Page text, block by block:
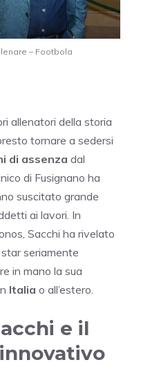
– Footbola
allenatori della storia
tornare a sedersi
di assenza dal
di Fusignano ha
suscitato grande
ai lavori. In
Sacchi ha rivelato
seriamente
in mano la sua
Italia o all’estero.
e il